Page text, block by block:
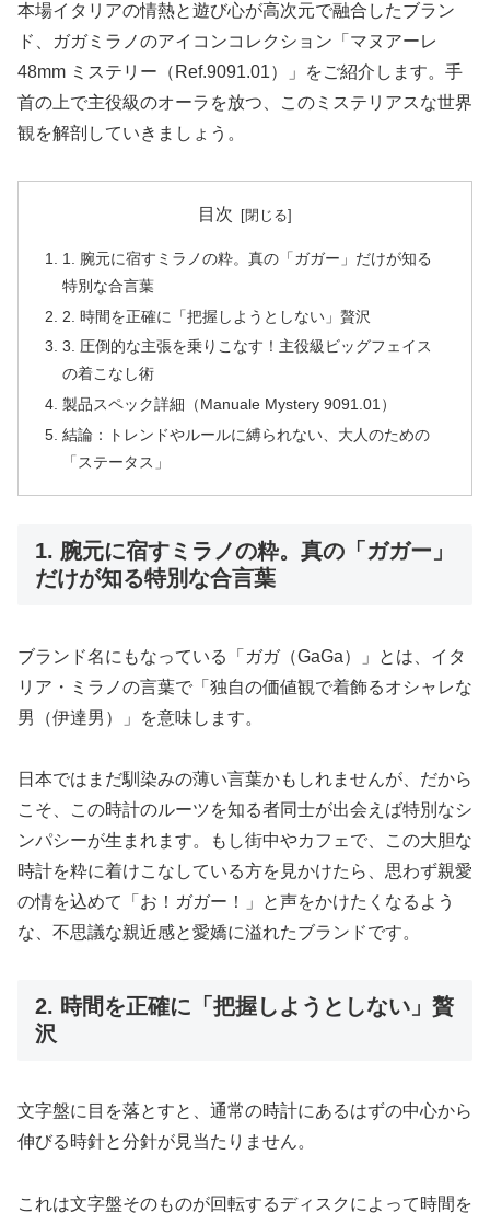
本場イタリアの情熱と遊び心が高次元で融合したブラン
ド、ガガミラノのアイコンコレクション「マヌアーレ
48mm ミステリー（Ref.9091.01）」をご紹介します。手
首の上で主役級のオーラを放つ、このミステリアスな世界
観を解剖していきましょう。
目次
1. 腕元に宿すミラノの粋。真の「ガガー」だけが知る
特別な合言葉
2. 時間を正確に「把握しようとしない」贅沢
3. 圧倒的な主張を乗りこなす！主役級ビッグフェイス
の着こなし術
製品スペック詳細（Manuale Mystery 9091.01）
結論：トレンドやルールに縛られない、大人のための
「ステータス」
1. 腕元に宿すミラノの粋。真の「ガガー」
だけが知る特別な合言葉
ブランド名にもなっている「ガガ（GaGa）」とは、イタ
リア・ミラノの言葉で「独自の価値観で着飾るオシャレな
男（伊達男）」を意味します。
日本ではまだ馴染みの薄い言葉かもしれませんが、だから
こそ、この時計のルーツを知る者同士が出会えば特別なシ
ンパシーが生まれます。もし街中やカフェで、この大胆な
時計を粋に着けこなしている方を見かけたら、思わず親愛
の情を込めて「お！ガガー！」と声をかけたくなるよう
な、不思議な親近感と愛嬌に溢れたブランドです。
2. 時間を正確に「把握しようとしない」贅
沢
文字盤に目を落とすと、通常の時計にあるはずの中心から
伸びる時針と分針が見当たりません。
これは文字盤そのものが回転するディスクによって時間を